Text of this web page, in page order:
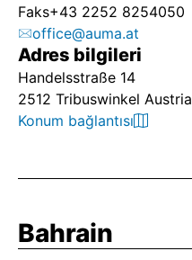
Faks+43 2252 8254050
office@auma.at
Adres bilgileri
Handelsstraße 14
2512 Tribuswinkel Austria
Konum bağlantısı
Bahrain